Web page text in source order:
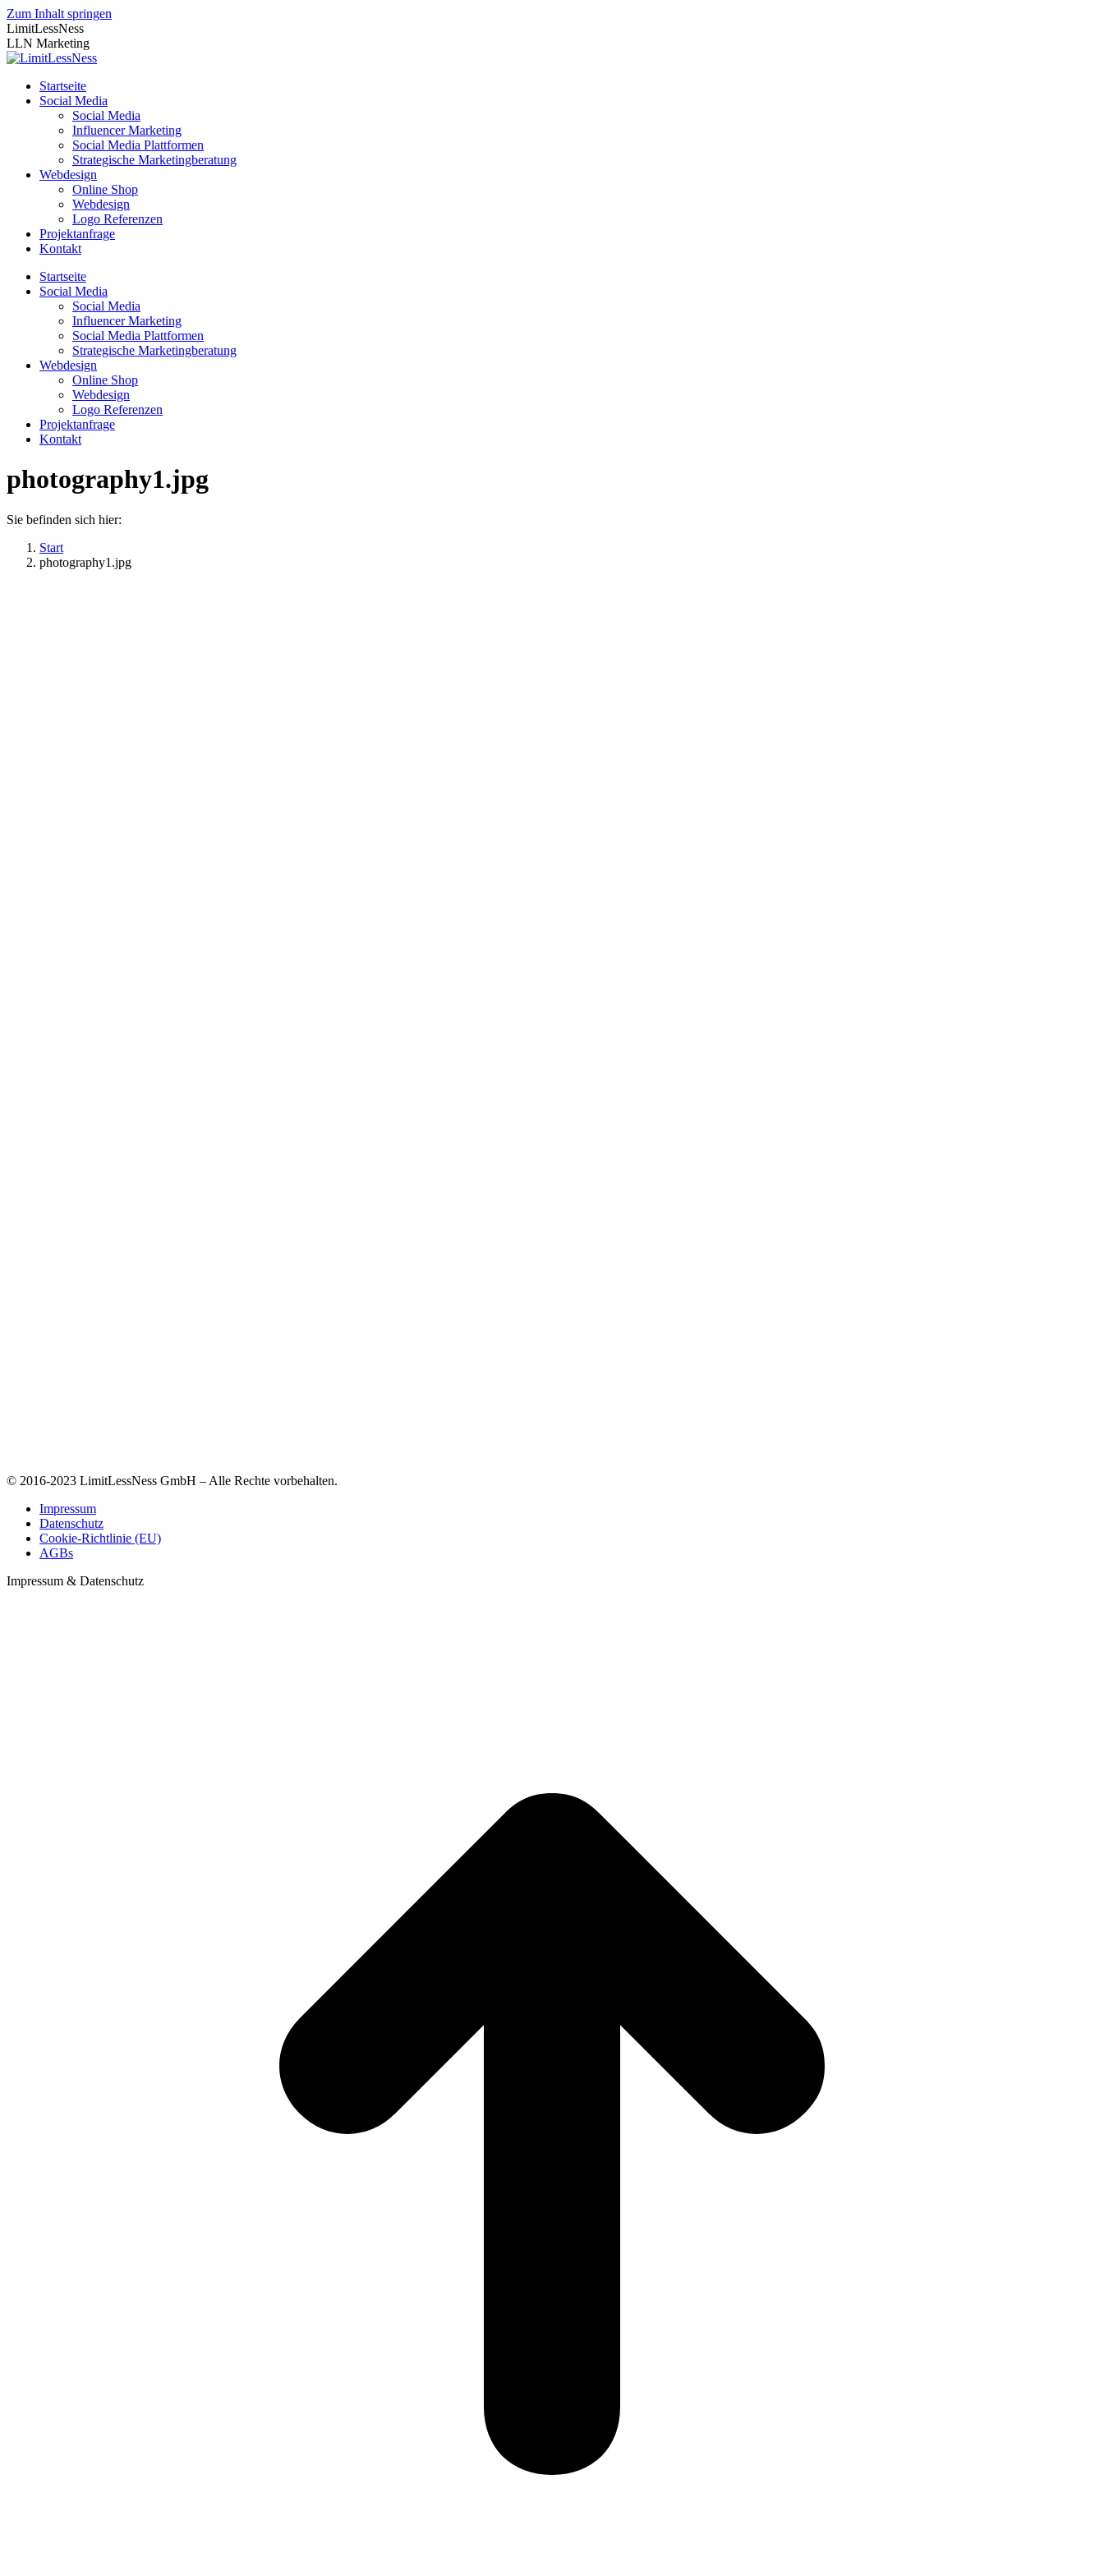
Zum Inhalt springen
LimitLessNess
LLN Marketing
Startseite
Social Media
Social Media
Influencer Marketing
Social Media Plattformen
Strategische Marketingberatung
Webdesign
Online Shop
Webdesign
Logo Referenzen
Projektanfrage
Kontakt
Startseite
Social Media
Social Media
Influencer Marketing
Social Media Plattformen
Strategische Marketingberatung
Webdesign
Online Shop
Webdesign
Logo Referenzen
Projektanfrage
Kontakt
photography1.jpg
Sie befinden sich hier:
Start
photography1.jpg
© 2016-2023 LimitLessNess GmbH – Alle Rechte vorbehalten.
Impressum
Datenschutz
Cookie-Richtlinie (EU)
AGBs
Impressum & Datenschutz